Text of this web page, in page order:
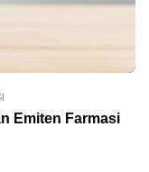
Emiten Farmasi